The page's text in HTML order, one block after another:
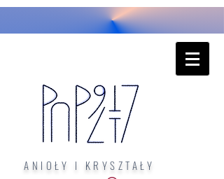
ANIOŁY I KRYSZTAŁY